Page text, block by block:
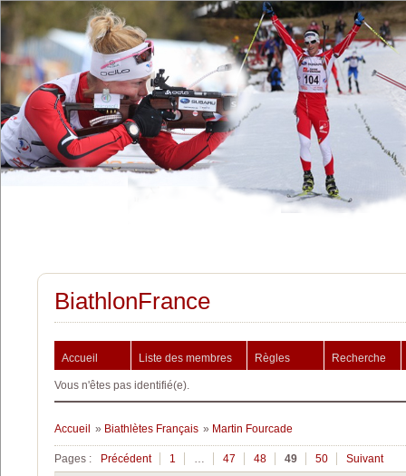
BiathlonFrance
Accueil Liste des membres Règles Recherche
Vous n'êtes pas identifié(e).
Accueil » Biathlètes Français » Martin Fourcade
Pages : Précédent 1 … 47 48 49 50 Suivant